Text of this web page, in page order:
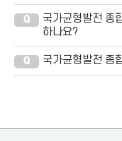
Q
국가균형발전 종
하나요?
Q 국가균형발전 종